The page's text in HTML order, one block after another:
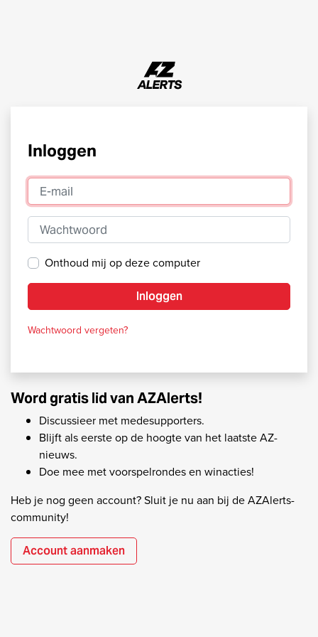
Inloggen
E-mail
Wachtwoord
Onthoud mij op deze computer
Inloggen
Wachtwoord vergeten?
Word gratis lid van AZAlerts!
Discussieer met medesupporters.
Blijft als eerste op de hoogte van het laatste AZ-
nieuws.
Doe mee met voorspelrondes en winacties!
Heb je nog geen account? Sluit je nu aan bij de AZAlerts-
community!
Account aanmaken